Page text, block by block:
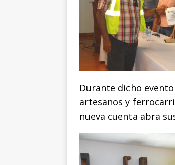
Durante dicho
artesanos y
nueva cuenta abra